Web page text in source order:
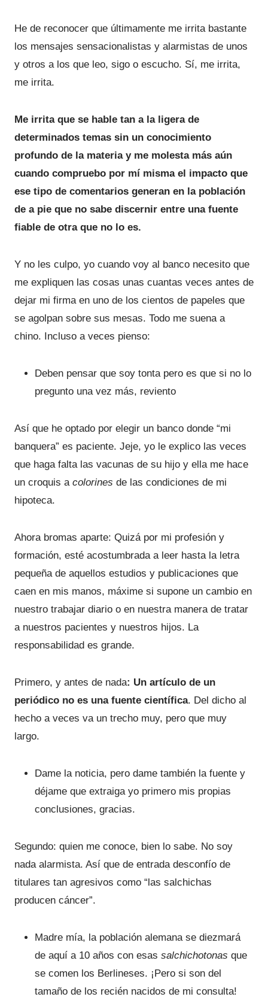
He de reconocer que últimamente me irrita bastante
los mensajes sensacionalistas y alarmistas de unos
y otros a los que leo, sigo o escucho. Sí, me irrita,
me irrita.
Me irrita que se hable tan a la ligera de
determinados temas sin un conocimiento
profundo de la materia y me molesta más aún
cuando compruebo por mí misma el impacto que
ese tipo de comentarios generan en la población
de a pie que no sabe discernir entre una fuente
fiable de otra que no lo es.
Y no les culpo, yo cuando voy al banco necesito que
me expliquen las cosas unas cuantas veces antes de
dejar mi firma en uno de los cientos de papeles que
se agolpan sobre sus mesas. Todo me suena a
chino. Incluso a veces pienso:
Deben pensar que soy tonta pero es que si no lo
pregunto una vez más, reviento
Así que he optado por elegir un banco donde “mi
banquera” es paciente. Jeje, yo le explico las veces
que haga falta las vacunas de su hijo y ella me hace
un croquis a colorines de las condiciones de mi
hipoteca.
Ahora bromas aparte: Quizá por mi profesión y
formación, esté acostumbrada a leer hasta la letra
pequeña de aquellos estudios y publicaciones que
caen en mis manos, máxime si supone un cambio en
nuestro trabajar diario o en nuestra manera de tratar
a nuestros pacientes y nuestros hijos. La
responsabilidad es grande.
Primero, y antes de nada: Un artículo de un
periódico no es una fuente científica. Del dicho al
hecho a veces va un trecho muy, pero que muy
largo.
Dame la noticia, pero dame también la fuente y
déjame que extraiga yo primero mis propias
conclusiones, gracias.
Segundo: quien me conoce, bien lo sabe. No soy
nada alarmista. Así que de entrada desconfío de
titulares tan agresivos como “las salchichas
producen cáncer”.
Madre mía, la población alemana se diezmará
de aquí a 10 años con esas salchichotonas que
se comen los Berlineses. ¡Pero si son del
tamaño de los recién nacidos de mi consulta!